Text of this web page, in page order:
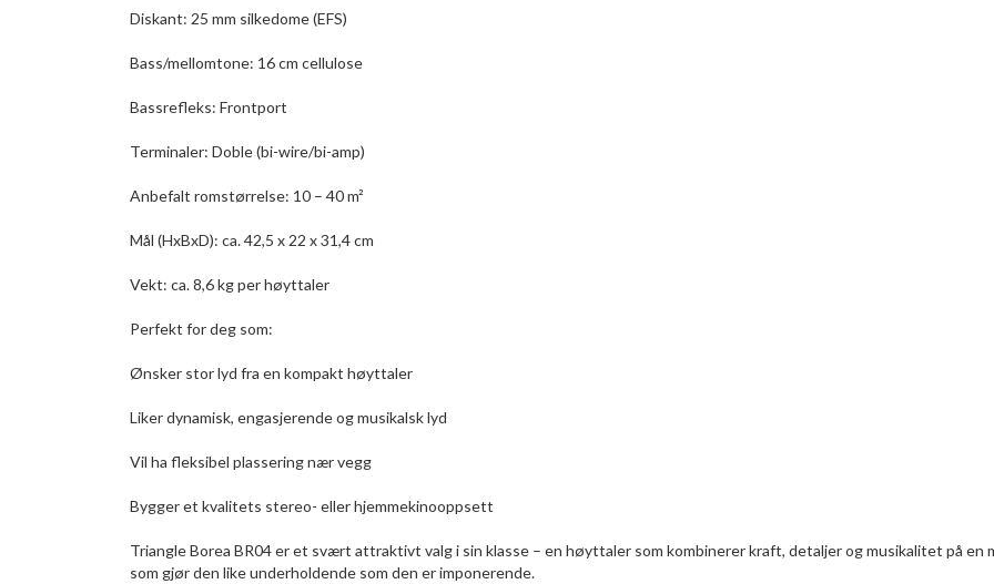
Diskant: 25 mm silkedome (EFS)
Bass/mellomtone: 16 cm cellulose
Bassrefleks: Frontport
Terminaler: Doble (bi-wire/bi-amp)
Anbefalt romstørrelse: 10 – 40 m²
Mål (HxBxD): ca. 42,5 x 22 x 31,4 cm
Vekt: ca. 8,6 kg per høyttaler
Perfekt for deg som:
Ønsker stor lyd fra en kompakt høyttaler
Liker dynamisk, engasjerende og musikalsk lyd
Vil ha fleksibel plassering nær vegg
Bygger et kvalitets stereo- eller hjemmekinooppsett
Triangle Borea BR04 er et svært attraktivt valg i sin klasse – en høyttaler som kombinerer kraft, detaljer og musikalitet på en
som gjør den like underholdende som den er imponerende.